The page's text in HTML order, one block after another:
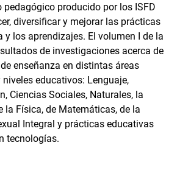
producido por los ISFD
diversificar y mejorar las prácticas
y los aprendizajes. El volumen I de la
de investigaciones acerca de
enseñanza en distintas áreas
educativos: Lenguaje,
Ciencias Sociales, Naturales, la
la Física, de Matemáticas, de la
Integral y prácticas educativas
tecnologías.